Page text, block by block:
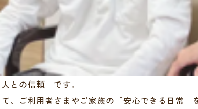
との信頼」です。
、ご利用者さまやご家族の「安心できる日常」